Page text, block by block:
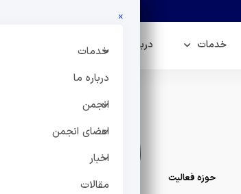
خدمات درباره ما انجمن
×
خدمات
درباره ما
انجمن
اعضای انجمن
اخبار
مقالات
اعضا
حوزه فعالیت شماره تماس